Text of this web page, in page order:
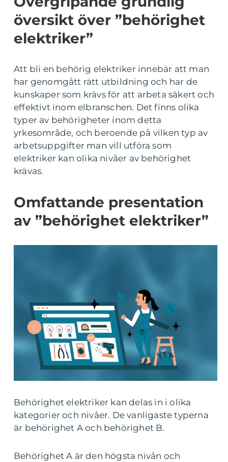
översikt över ”behörighet
elektriker”
Att bli en behörig elektriker innebär att man
har genomgått rätt utbildning och har de
kunskaper som krävs för att arbeta säkert och
effektivt inom elbranschen. Det finns olika
typer av behörigheter inom detta
yrkesområde, och beroende på vilken typ av
arbetsuppgifter man vill utföra som
elektriker kan olika nivåer av behörighet
krävas.
Omfattande presentation
av ”behörighet elektriker”
Behörighet elektriker kan delas in i olika
kategorier och nivåer. De vanligaste typerna
är behörighet A och behörighet B.
Behörighet A är den högsta nivån och